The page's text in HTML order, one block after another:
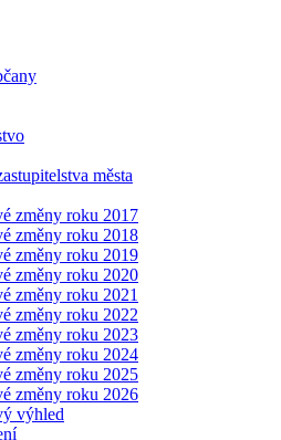
města
změny roku 2017
změny roku 2018
změny roku 2019
změny roku 2020
změny roku 2021
změny roku 2022
změny roku 2023
změny roku 2024
změny roku 2025
změny roku 2026
výhled